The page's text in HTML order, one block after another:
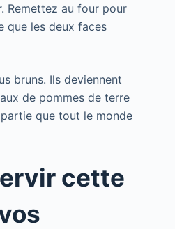
Remettez au four pour
que les deux faces
bruns. Ils deviennent
de pommes de terre
partie que tout le monde
cette